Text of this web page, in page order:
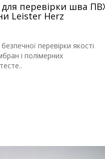
для перевірки шва
Leister Herz
перевірки якості
і полімерних